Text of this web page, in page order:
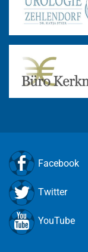
Facebook
Twitter
YouTube